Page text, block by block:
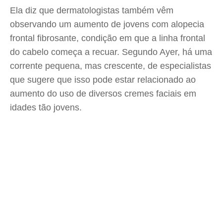
Ela diz que dermatologistas também vêm
observando um aumento de jovens com alopecia
frontal fibrosante, condição em que a linha frontal
do cabelo começa a recuar. Segundo Ayer, há uma
corrente pequena, mas crescente, de especialistas
que sugere que isso pode estar relacionado ao
aumento do uso de diversos cremes faciais em
idades tão jovens.